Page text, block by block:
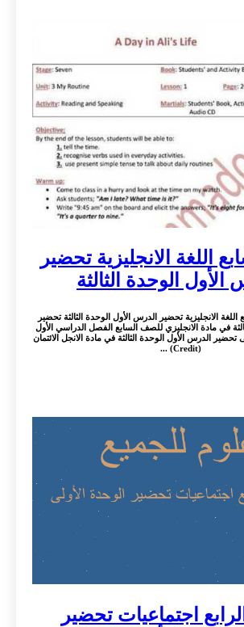
اللغة الانجليزية تحضير
الأول الوحدة الثالثة
الانجليزية تحضير الدرس الأول الوحدة الثالثة تحضير
في مادة الانجليزي للصف السابع الفصل الدراسي الأول
الدرس الأول الوحدة الثالثة في مادة الانجل الائتمان
(Credit) ...
اجتماعيات تحضير